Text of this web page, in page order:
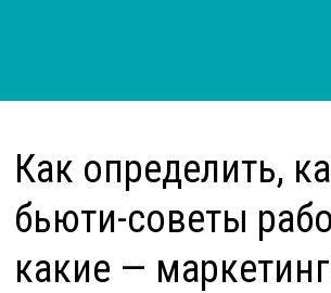
Как определить,
бьюти-советы
какие —